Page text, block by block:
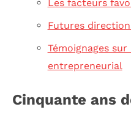
Les facteurs
Futures
Témoignages
entrepreneurial
Cinquante ans